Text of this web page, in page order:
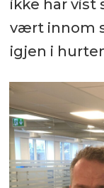
ikke har vist
vært innom
igjen i